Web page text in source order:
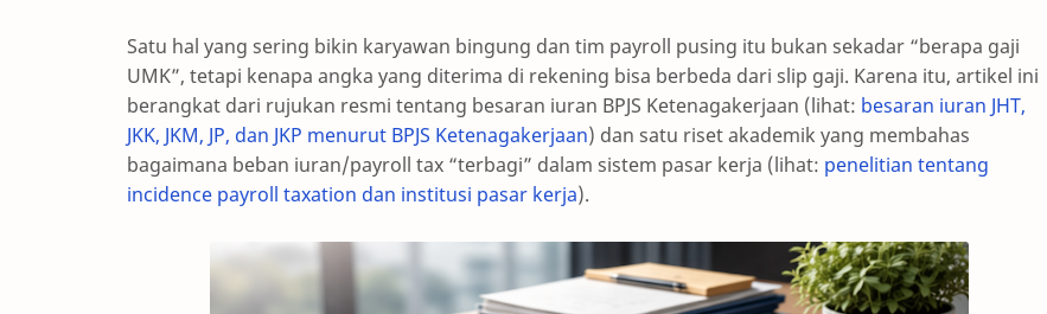
Satu hal yang sering bikin karyawan bingung dan tim payroll pusing itu bukan sekadar “berapa gaji
UMK”, tetapi kenapa angka yang diterima di rekening bisa berbeda dari slip gaji. Karena itu, artikel ini
berangkat dari rujukan resmi tentang besaran iuran BPJS Ketenagakerjaan (lihat: besaran iuran JHT,
JKK, JKM, JP, dan JKP menurut BPJS Ketenagakerjaan) dan satu riset akademik yang membahas
bagaimana beban iuran/payroll tax “terbagi” dalam sistem pasar kerja (lihat: penelitian tentang
incidence payroll taxation dan institusi pasar kerja).